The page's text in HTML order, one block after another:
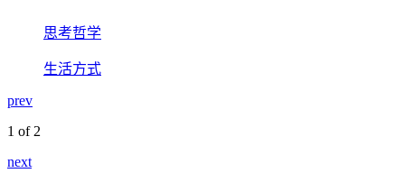
思考哲学
生活方式
prev
1 of 2
next